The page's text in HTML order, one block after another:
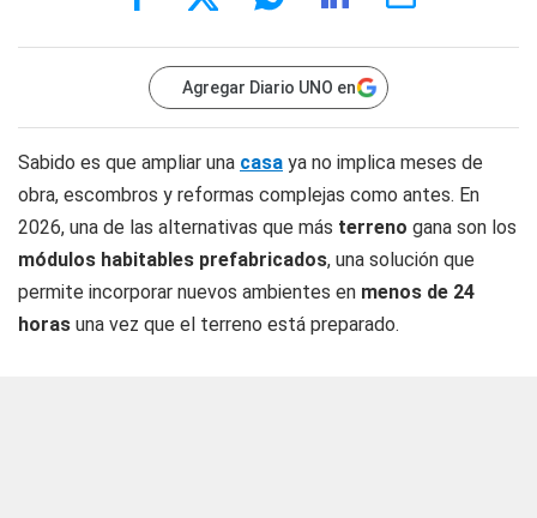
Agregar Diario UNO en
Sabido es que ampliar una casa ya no implica meses de
obra, escombros y reformas complejas como antes. En
2026, una de las alternativas que más terreno gana son los
módulos habitables prefabricados, una solución que
permite incorporar nuevos ambientes en menos de 24
horas una vez que el terreno está preparado.